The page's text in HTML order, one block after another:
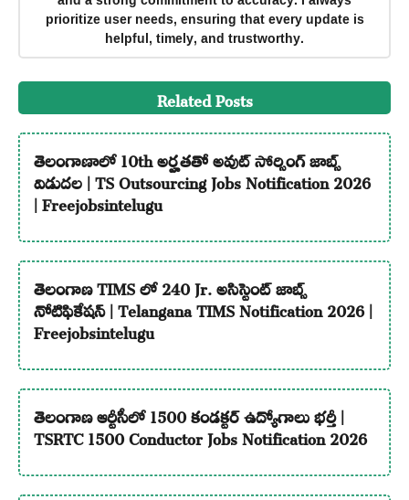
prioritize user needs, ensuring that every update is
helpful, timely, and trustworthy.
Related Posts
తెలంగాణాలో 10th అర్హతతో అవుట్ సోర్సింగ్ జాబ్స్
విడుదల | TS Outsourcing Jobs Notification 2026
| Freejobsintelugu
తెలంగాణ TIMS లో 240 Jr. అసిస్టెంట్ జాబ్స్
నోటిఫికేషన్ | Telangana TIMS Notification 2026 |
Freejobsintelugu
తెలంగాణ ఆర్టీసీలో 1500 కండక్టర్ ఉద్యోగాలు భర్తీ |
TSRTC 1500 Conductor Jobs Notification 2026